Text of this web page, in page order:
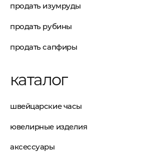
продать изумруды
продать рубины
продать сапфиры
каталог
швейцарские часы
ювелирные изделия
аксессуары